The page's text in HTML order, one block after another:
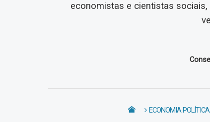
economistas e cientistas
ECONOMIA POLÍTICA